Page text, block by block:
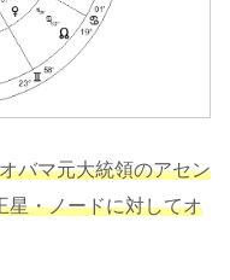
バマ元大統領のアセン
星・ノードに対してオ